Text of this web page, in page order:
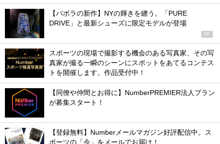
【バボラの新作】NYの輝きを纏う。「PURE
DRIVE」と最新シューズに限定モデルが登場
PR
スポーツの現場で撮影する機会のある写真家、その写
真家が撮る一瞬のシーンにスポットをあてるコンテス
トを開催します。作品受付中！
【同僚や仲間とお得に】NumberPREMIER法人プラン
が募集スタート！
【登録無料】Numberメールマガジン好評配信中。ス
ポーツの「今」をメールでお届け！